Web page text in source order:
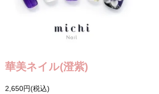
華美ネイル(澄紫)
2,650円(税込)